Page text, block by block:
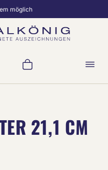
möglich
Warenkorb
21,1 CM